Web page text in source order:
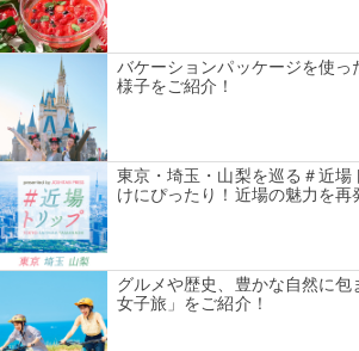
バケーションパッケージを使っ
様子をご紹介！
東京・埼玉・山梨を巡る＃近場
けにぴったり！近場の魅力を再
グルメや歴史、豊かな自然に包
女子旅」をご紹介！